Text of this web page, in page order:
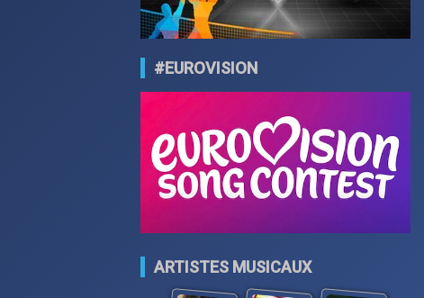
#EUROVISION
ARTISTES MUSICAUX